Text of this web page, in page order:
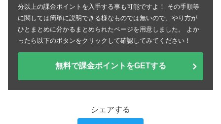
分以上の課金ポイントを入手する事も可能ですよ！ その手順等
に関しては簡単に説明できる様なものでは無いので、やり方が
ひとまとめに分かるまとめられたページを用意しました。 よか
ったら以下のボタンをクリックして確認してみてください！
無料で課金ポイントをGETする
シェアする